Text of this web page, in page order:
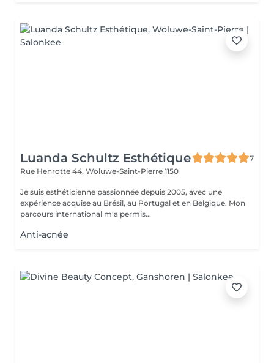
Luanda Schultz Esthétique
7
Rue Henrotte 44, Woluwe-Saint-Pierre 1150
Je suis esthéticienne passionnée depuis 2005, avec une
expérience acquise au Brésil, au Portugal et en Belgique. Mon
parcours international m'a permis...
Anti-acnée